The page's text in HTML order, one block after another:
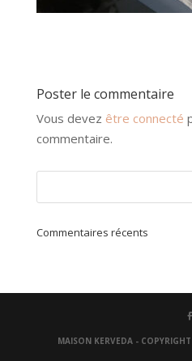
Poster le commentaire
Vous devez être connecté
commentaire.
Commentaires récents
MAISON KERVEDA -